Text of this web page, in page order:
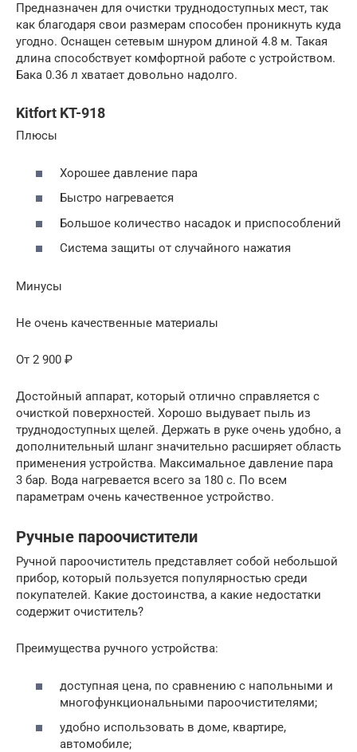
Предназначен для очистки труднодоступных мест, так
как благодаря свои размерам способен проникнуть куда
угодно. Оснащен сетевым шнуром длиной 4.8 м. Такая
длина способствует комфортной работе с устройством.
Бака 0.36 л хватает довольно надолго.
Kitfort KT-918
Плюсы
Хорошее давление пара
Быстро нагревается
Большое количество насадок и приспособлений
Система защиты от случайного нажатия
Минусы
Не очень качественные материалы
От 2 900 ₽
Достойный аппарат, который отлично справляется с
очисткой поверхностей. Хорошо выдувает пыль из
труднодоступных щелей. Держать в руке очень удобно, а
дополнительный шланг значительно расширяет область
применения устройства. Максимальное давление пара
3 бар. Вода нагревается всего за 180 с. По всем
параметрам очень качественное устройство.
Ручные пароочистители
Ручной пароочиститель представляет собой небольшой
прибор, который пользуется популярностью среди
покупателей. Какие достоинства, а какие недостатки
содержит очиститель?
Преимущества ручного устройства:
доступная цена, по сравнению с напольными и
многофункциональными пароочистителями;
удобно использовать в доме, квартире,
автомобиле;